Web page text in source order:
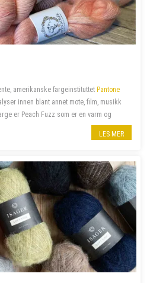
amerikanske fargeinstituttet Pantone
innen blant annet mote, film, musikk
er Peach Fuzz som er en varm og
sinn, kropp og sjel. Naturligvi...
LES MER